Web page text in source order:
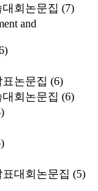
회논문집 (7)
and
논문집 (6)
회논문집 (6)
대회논문집 (5)